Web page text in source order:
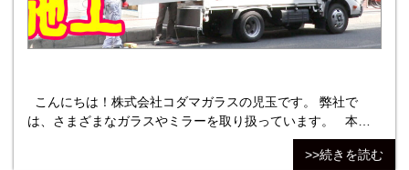
こんにちは！株式会社コダマガラスの児玉です。 弊社で
は、さまざまなガラスやミラーを取り扱っています。 本記
事では、弊社の連装ミラーの施工方法についてご紹介しま
す。 連装ミラー施工とは、壁に複数枚の鏡を取り付ける施工
>>続きを読む